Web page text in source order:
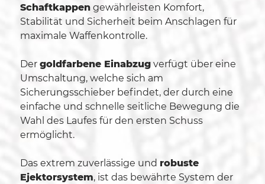
Schaftkappengewährleisten Komfort,
Stabilität und Sicherheit beim Anschlagen für
maximale Waffenkontrolle.
Der goldfarbene Einabzugverfügt über eine
Umschaltung, welche sich am
Sicherungsschieber befindet, der durch eine
einfache und schnelle seitliche Bewegung die
Wahl des Laufes für den ersten Schuss
ermöglicht.
Das extrem zuverlässige und robuste
Ejektorsystem, ist das bewährte System der